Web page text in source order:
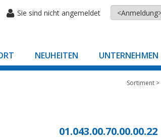
Sie sind nicht angemeldet
NEUHEITEN UNTERNEHMEN
Sortiment >
01.043.00.70.00.00.22